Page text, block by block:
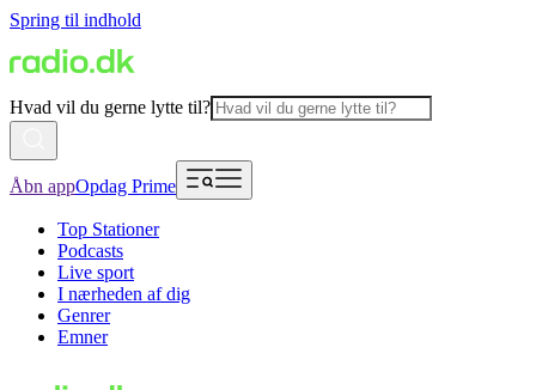
Spring til indhold
Hvad vil du gerne lytte til?
Åbn appOpdag Prime
Top Stationer
Podcasts
Live sport
I nærheden af dig
Genrer
Emner